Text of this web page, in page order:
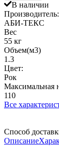
В наличии
Производитель:
АБИ-ТЕКС
Вес
55 кг
Объем(м3)
1.3
Цвет:
Рок
Максимальная
110
Все
Способ
Описание